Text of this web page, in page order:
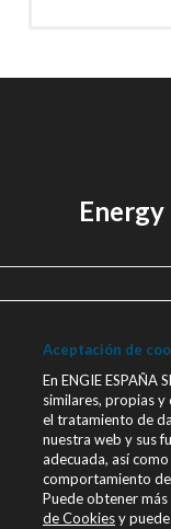
Aceptación de
En ENGIE ESPAÑA
similares, propias y
el tratamiento de
nuestra web y sus
adecuada, así
comportamiento
Puede obtener
de Cookiesy